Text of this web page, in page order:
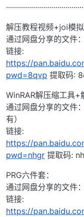
解压教程视频+joi模
通过网盘分享的文件
链接:
https://
pwd=8qvp 提取码:
WinRAR解压缩工具+
通过网盘分享的文件
有）
链接:
https://
pwd=nhgr 提取码:
PRG六件套：
通过网盘分享的文件
链接:
https://